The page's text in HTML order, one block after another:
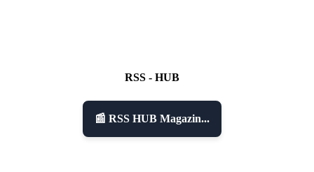
RSS - HUB
📰 RSS HUB Magazin...